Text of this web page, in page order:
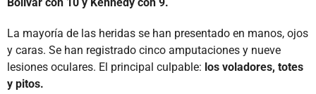
La mayoría de las heridas se han presentado en manos, ojos
y caras. Se han registrado cinco amputaciones y nueve
lesiones oculares. El principal culpable: los voladores, totes
y pitos.